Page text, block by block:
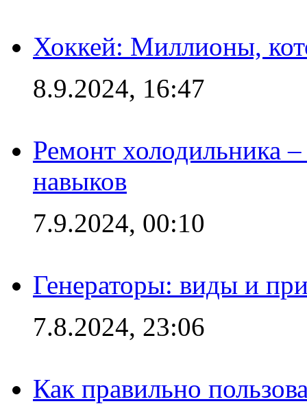
Хоккей: Миллионы,
8.9.2024, 16:47
Ремонт холодильника
навыков
7.9.2024, 00:10
Генераторы: виды и
7.8.2024, 23:06
Как правильно